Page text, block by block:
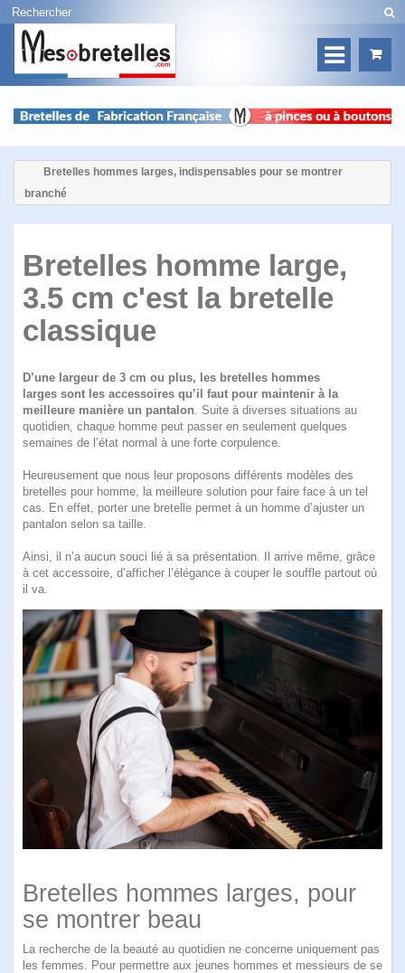
Bretelles hommes larges, indispensables pour se montrer
branché
Bretelles homme large,
3.5 cm c'est la bretelle
classique
D’une largeur de 3 cm ou plus, les bretelles hommes
larges sont les accessoires qu’il faut pour maintenir à la
meilleure manière un pantalon. Suite à diverses situations au
quotidien, chaque homme peut passer en seulement quelques
semaines de l’état normal à une forte corpulence.
Heureusement que nous leur proposons différents modèles des
bretelles pour homme, la meilleure solution pour faire face à un tel
cas. En effet, porter une bretelle permet à un homme d’ajuster un
pantalon selon sa taille.
Ainsi, il n’a aucun souci lié à sa présentation. Il arrive même, grâce
à cet accessoire, d’afficher l’élégance à couper le souffle partout où
il va.
Bretelles hommes larges, pour
se montrer beau
La recherche de la beauté au quotidien ne concerne uniquement pas
les femmes. Pour permettre aux jeunes hommes et messieurs de se